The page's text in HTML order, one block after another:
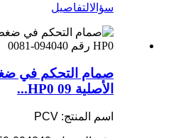
سؤالالتفاصيل
صمام التحكم في
الأصلية HP0 09...
اسم المنتج: PCV